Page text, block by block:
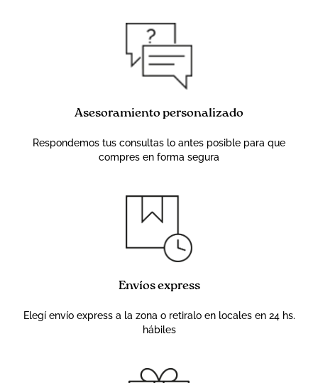
Asesoramiento personalizado
Respondemos tus consultas lo antes posible para que
compres en forma segura
Envíos express
Elegí envío express a la zona o retiralo en locales en 24 hs.
hábiles